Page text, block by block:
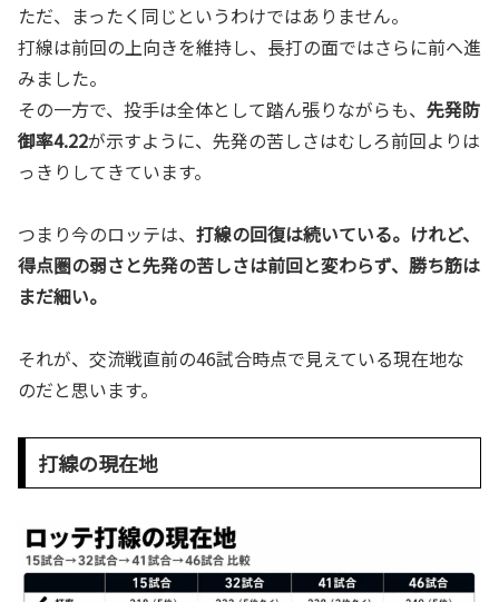
ただ、まったく同じというわけではありません。
打線は前回の上向きを維持し、長打の面ではさらに前へ進
みました。
その一方で、投手は全体として踏ん張りながらも、 先発防
御率4.22が示すように、先発の苦しさはむしろ前回よりは
っきりしてきています。
つまり今のロッテは、 打線の回復は続いている。けれど、
得点圏の弱さと先発の苦しさは前回と変わらず、勝ち筋は
まだ細い。
それが、交流戦直前の46試合時点で見えている現在地な
のだと思います。
打線の現在地